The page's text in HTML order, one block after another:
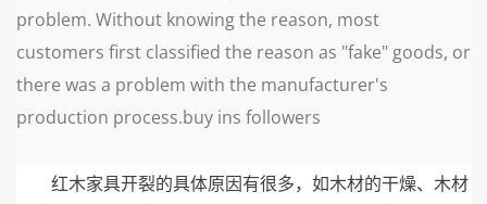
problem. Without knowing the reason, most
customers first classified the reason as "fake" goods, or
there was a problem with the manufacturer's
production process.buy ins followers
红木家具开裂的具体原因有很多，如木材的干燥、木材